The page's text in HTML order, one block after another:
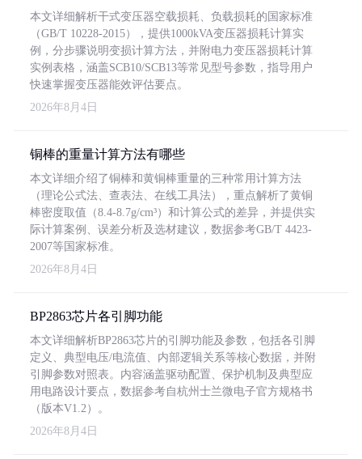
本文详细解析干式变压器空载损耗、负载损耗的国家标准
（GB/T 10228-2015），提供1000kVA变压器损耗计算实
例，分步骤说明变损计算方法，并附电力变压器损耗计算
实例表格，涵盖SCB10/SCB13等常见型号参数，指导用户
快速掌握变压器能效评估要点。
2026年8月4日
铜棒的重量计算方法有哪些
本文详细介绍了铜棒和黄铜棒重量的三种常用计算方法
（理论公式法、查表法、在线工具法），重点解析了黄铜
棒密度取值（8.4-8.7g/cm³）和计算公式的差异，并提供实
际计算案例、误差分析及选材建议，数据参考GB/T 4423-
2007等国家标准。
2026年8月4日
BP2863芯片各引脚功能
本文详细解析BP2863芯片的引脚功能及参数，包括各引脚
定义、典型电压/电流值、内部逻辑关系等核心数据，并附
引脚参数对照表。内容涵盖驱动配置、保护机制及典型应
用电路设计要点，数据参考自杭州士兰微电子官方规格书
（版本V1.2）。
2026年8月4日